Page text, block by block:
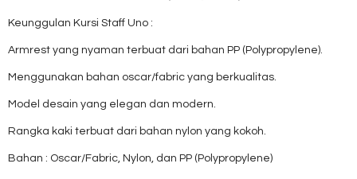
Keunggulan Kursi Staff Uno :
Armrest yang nyaman terbuat dari bahan PP (Polypropylene).
Menggunakan bahan oscar/fabric yang berkualitas.
Model desain yang elegan dan modern.
Rangka kaki terbuat dari bahan nylon yang kokoh.
Bahan : Oscar/Fabric, Nylon, dan PP (Polypropylene)